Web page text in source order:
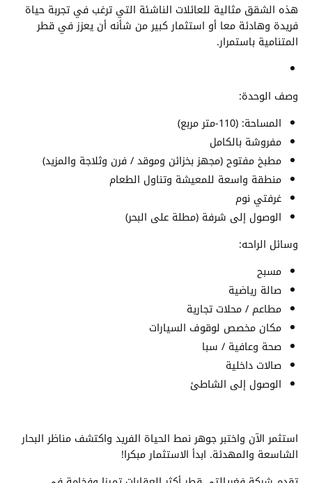
هذه الشقق مثالية للعائلات الناشئة التي ترغب في تجربة حياة
فريدة وهادئة معا أو استثمار كبير من شأنه أن يعزز في قطر
المتنامية باستمرار.
وصف الوحدة:
المساحة: (110-متر مربع)
مفروشة بالكامل
مطبخ مفتوح (مجهز بخزائن وموقد / فرن وثلاجة والمزيد)
منطقة واسعة للمعيشة وتناول الطعام
غرفتي نوم
الوصول إلى شرفة (مطلة على البحر)
وسائل الراحه:
مسبح
صالة رياضية
مطاعم / محلات تجارية
مكان مخصص لوقوف السيارات
صحة وعافية / سبا
صالات داخلية
الوصول إلى الشاطئ
استثمر الآن واختبر جوهر نمط الحياة الفريد واكتشف مناظر البحار
الشاسعة والمهدئة. ابدأ الاستثمار مبكرا!